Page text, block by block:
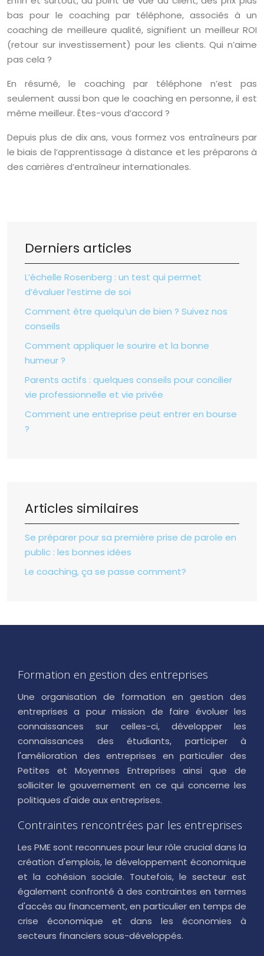
bas pour le coaching par téléphone, associés à un
coaching de meilleure qualité, signifient un meilleur ROI
(retour sur investissement) pour les clients. Qui n’aime
pas cela ?
En résumé, le coaching par téléphone n’est pas
seulement aussi bon que le coaching en personne, il est
même meilleur. Êtes-vous d’accord ?
Depuis plus de dix ans, vous formez vos entraîneurs par
le biais de l’apprentissage à distance et les préparons à
des carrières d’entraîneur internationales.
Derniers articles
L’échelle Rosenberg : un test qui permet
d’évaluer l’estime de soi
Comment être quelqu’un de bien ? Suivez nos
conseils
Comment appliquer le sourire et la bonne
humeur ?
Parents actifs : quelques conseils pour concilier
vie professionnelle et vie privée
Comment une entreprise peut entrer en bourse
?
Articles similaires
Se préparer pour sa première prise de parole en
public : les bonnes idées
Le coaching, ça se passe comment?
Formation en gestion des entreprises
Une organisation de formation en gestion des
entreprises a pour mission de faire évoluer les
connaissances sur celles-ci, développer les
connaissances des étudiants, participer à
l'amélioration des entreprises en particulier des
Petites et Moyennes Entreprises ainsi que de
solliciter le gouvernement en ce qui concerne les
politiques d'aide aux entreprises.
Contraintes rencontrées par les entreprises
Les PME sont reconnues pour leur rôle crucial dans la
création d'emplois, le développement économique
et la cohésion sociale. Toutefois, le secteur est
également confronté à des contraintes en termes
d'accès au financement, en particulier en temps de
crise économique et dans les économies à
secteurs financiers sous-développés.